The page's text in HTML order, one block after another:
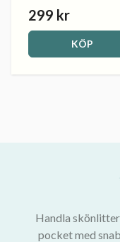
299 kr
KÖP
Handla
pocket med